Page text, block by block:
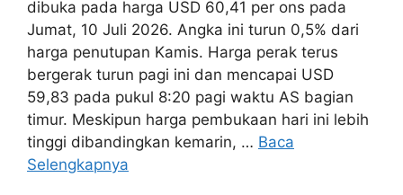
dibuka pada harga USD 60,41 per ons pada
Jumat, 10 Juli 2026. Angka ini turun 0,5% dari
harga penutupan Kamis. Harga perak terus
bergerak turun pagi ini dan mencapai USD
59,83 pada pukul 8:20 pagi waktu AS bagian
timur. Meskipun harga pembukaan hari ini lebih
tinggi dibandingkan kemarin, … Baca
Selengkapnya